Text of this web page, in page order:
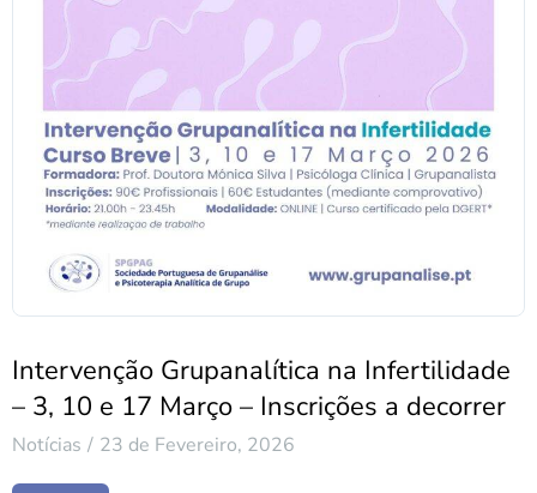
Intervenção Grupanalítica na Infertilidade
– 3, 10 e 17 Março – Inscrições a decorrer
Notícias 23 de Fevereiro, 2026